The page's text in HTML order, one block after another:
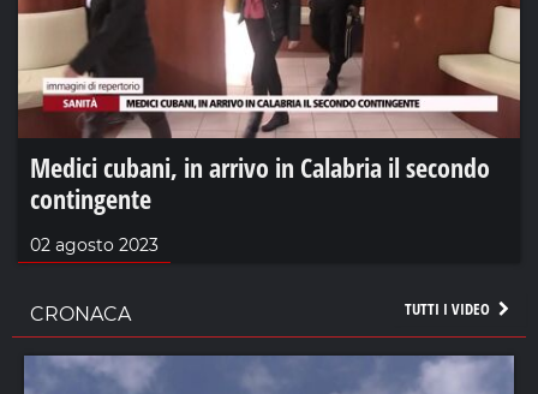
Medici cubani, in arrivo in Calabria il secondo
contingente
02 agosto 2023
TUTTI I VIDEO
CRONACA